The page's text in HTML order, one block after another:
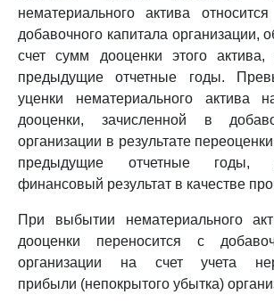
нематериального актива
добавочного капитала организации,
счет сумм дооценки этого
предыдущие отчетные годы.
уценки нематериального актива
дооценки, зачисленной в
организации в результате
предыдущие отчетные годы,
финансовый результат в качестве
При выбытии нематериального
дооценки переносится с
организации на счет учета
прибыли (непокрытого убытка)